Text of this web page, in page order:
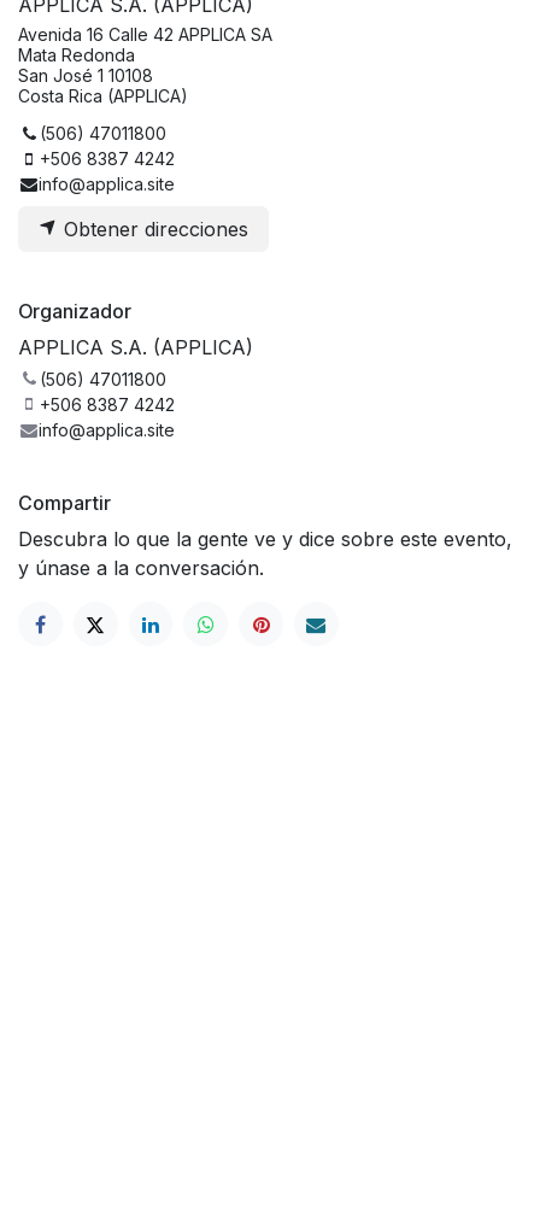
APPLICA S.A. (APPLICA)
Avenida 16 Calle 42 APPLICA SA
Mata Redonda
San José 1 10108
Costa Rica (APPLICA)
(506) 47011800
+506 8387 4242
info@applica.site
Obtener direcciones
Organizador
APPLICA S.A. (APPLICA)
(506) 47011800
+506 8387 4242
info@applica.site
Compartir
Descubra lo que la gente ve y dice sobre este evento,
y únase a la conversación.